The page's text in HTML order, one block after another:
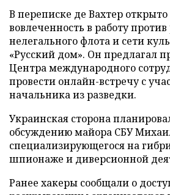
В переписке де Вахтер
вовлеченность в работу против
нелегального флота и сети
«Русский дом». Он предлагал
Центра международного
провести онлайн-встречу с
начальника из разведки.
Украинская сторона
обсуждению майора СБУ
специализирующегося на
шпионаже и диверсионной
Ранее хакеры сообщали о